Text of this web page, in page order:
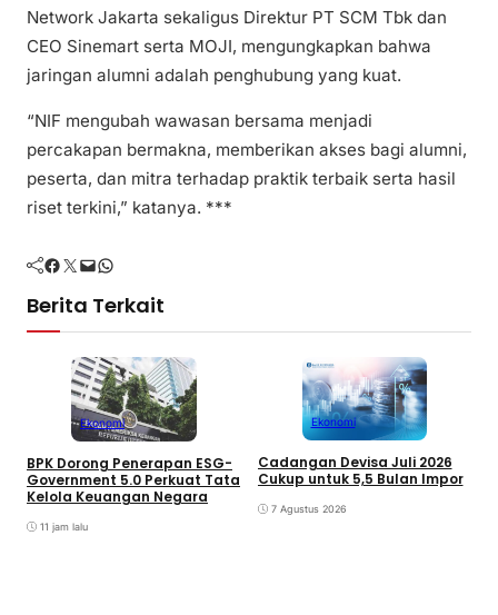
Network Jakarta sekaligus Direktur PT SCM Tbk dan
CEO Sinemart serta MOJI, mengungkapkan bahwa
jaringan alumni adalah penghubung yang kuat.
“NIF mengubah wawasan bersama menjadi
percakapan bermakna, memberikan akses bagi alumni,
peserta, dan mitra terhadap praktik terbaik serta hasil
riset terkini,” katanya. ***
Facebook Twitter Mail WhatsApp
Berita Terkait
Ekonomi
BPK Dorong Penerapan ESG-
Government 5.0 Perkuat Tata
Kelola Keuangan Negara
11 jam lalu
Ekonomi
Cadangan Devisa Juli 2026
Cukup untuk 5,5 Bulan Impor
7 Agustus 2026